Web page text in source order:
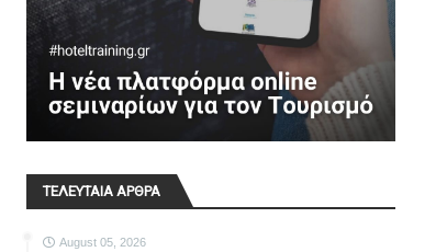
ΤΕΛΕΥΤΑΙΑ ΑΡΘΡΑ
August 05, 2026